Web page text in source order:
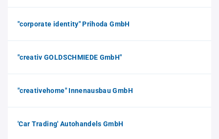
"corporate identity" Prihoda GmbH
"creativ GOLDSCHMIEDE GmbH"
"creativehome" Innenausbau GmbH
'Car Trading' Autohandels GmbH